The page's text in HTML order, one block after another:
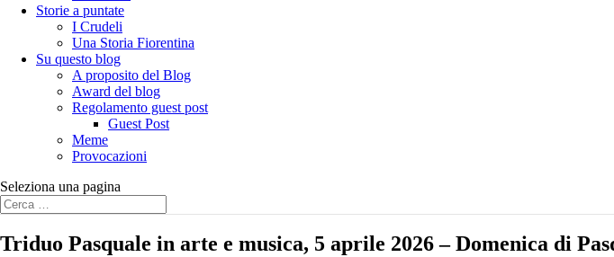
Storie a puntate
I Crudeli
Una Storia Fiorentina
Su questo blog
A proposito del Blog
Award del blog
Regolamento guest post
Guest Post
Meme
Provocazioni
Seleziona una pagina
Triduo Pasquale in arte e musica, 5 aprile 2026 – Domenica di